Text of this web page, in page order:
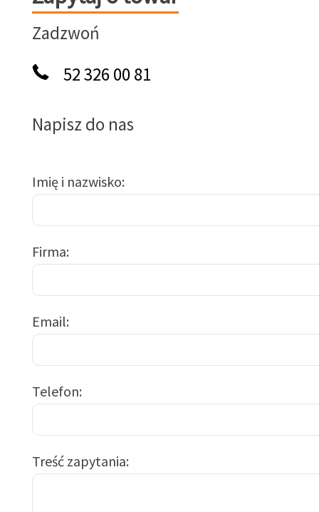
Zadzwoń
52 326 00 81
Napisz do nas
Imię i nazwisko
Firma
Email
Telefon
Treść zapytania